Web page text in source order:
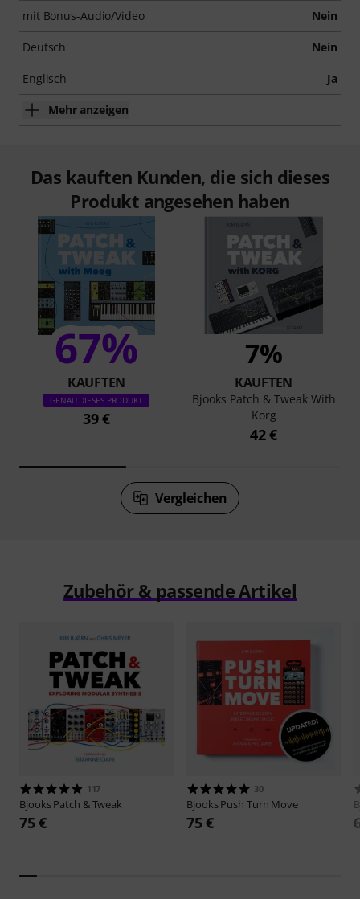
mit Bonus-Audio/Video Nein
Deutsch Nein
Englisch Ja
Mehr anzeigen
Das kauften Kunden, die sich dieses
Produkt angesehen haben
67%
KAUFTEN
GENAU DIESES PRODUKT
39 €
7%
KAUFTEN
Bjooks Patch & Tweak With
Korg
42 €
Vergleichen
Zubehör & passende Artikel
117
BjooksPatch & Tweak
75 €
30
BjooksPush Turn Move
75 €